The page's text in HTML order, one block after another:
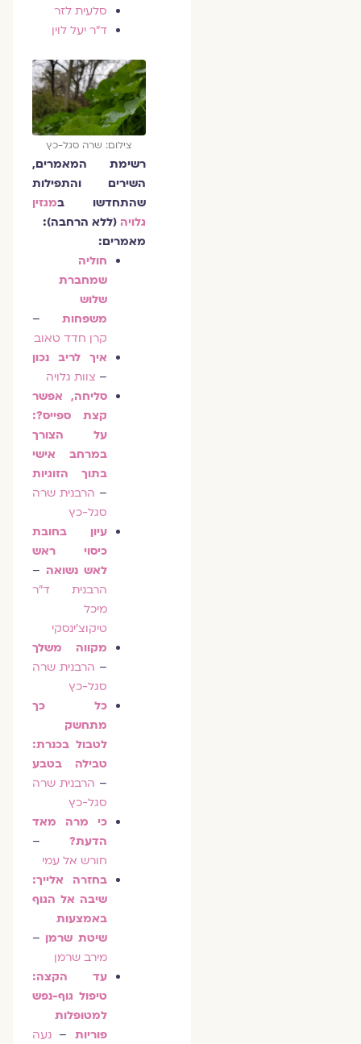
סלעית לזר
ד"ר יעל לוין
צילום: שרה סגל-כץ
רשימת המאמרים,
השירים והתפילות
שהתחדשו ב מגזין
גלויה(ללא הרחבה):
מאמרים:
חוליה
שמחברת
שלוש
משפחות–
קרן חדד טאוב
איך לריב נכון
–צוות גלויה
סליחה, אפשר
קצת ספייס?:
על הצורך
במרחב אישי
בתוך הזוגיות
–הרבנית שרה
סגל-כץ
עיון בחובת
כיסוי ראש
לאש נשואה–
הרבנית ד"ר
מיכל
טיקוצ'ינסקי
מקווה משלך
–הרבנית שרה
סגל-כץ
כל כך
מתחשק
לטבול בכנרת:
טבילה בטבע
–הרבנית שרה
סגל-כץ
כי מרה מאד
הדעת?–
חורש אל עמי
בחזרה אלייך:
שיבה אל הגוף
באמצעות
שיטת שרמן –
מירב שרמן
עד הקצה:
טיפול גוף-נפש
למטופלות
פוריות – נעה